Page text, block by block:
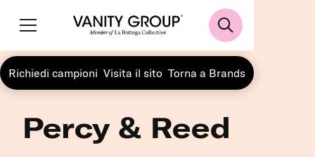
Richiedi campioni Visita il sito Torna a Brands
Percy & Reed